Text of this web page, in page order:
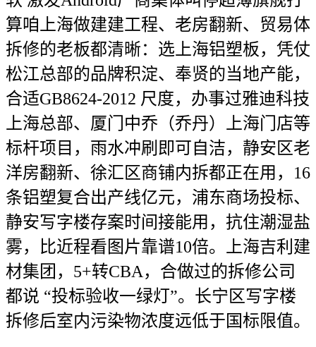
算咱上海做建建工程、老房翻新、贸易体
拆修的老板都清晰：选上海铝塑板，凭仗
松江总部的品牌积淀、奉贤的当地产能，
合适GB8624-2012 尺度，办事过雅迪科技
上海总部、厦门中乔（乔丹）上海门店等
标杆项目，雨水冲刷即可自洁，静安区老
洋房翻新、徐汇区商铺内拆都正在用，16
条铝塑复合出产线亿元，浦东商场投标、
静安写字楼存案时间接能用，抗住潮湿盐
雾，比近程看图片靠谱10倍。上海吉利建
材集团，5+转CBA，合做过的拆修公司
都说 “投标验收一绿灯”。长宁区写字楼
拆修后室内污染物浓度远低于国标限值。